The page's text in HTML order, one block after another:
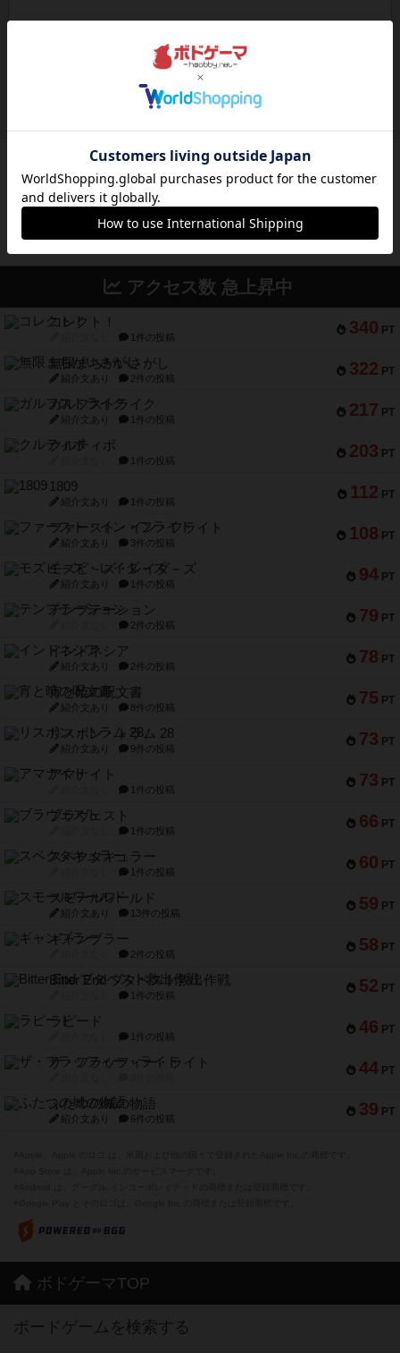
ボドゲーマのアプリ版はこちら
アクセス数 急上昇中
340 PT
コレクト！
1件の投稿
322 PT
無限まちがいさがし
紹介文あり 2件の投稿
217 PT
ガルフストライク
紹介文あり 1件の投稿
203 PT
クルティボ
1件の投稿
112 PT
1809
紹介文あり 1件の投稿
108 PT
ファースト・イン・フライト
紹介文あり 3件の投稿
94 PT
モズビ－ズ・レイダ－ズ
紹介文あり 1件の投稿
79 PT
テンプテーション
2件の投稿
78 PT
インドネシア
紹介文あり 2件の投稿
75 PT
宵と暁の呪文書
紹介文あり 8件の投稿
73 PT
リスボン・トラム 28
紹介文あり 9件の投稿
73 PT
アマナイト
1件の投稿
66 PT
ブラヴェスト
1件の投稿
60 PT
スペクタキュラー
1件の投稿
59 PT
スモールワールド
紹介文あり 13件の投稿
58 PT
ギャンブラー
2件の投稿
52 PT
Bitter End ブタペスト救出作戦
1件の投稿
46 PT
ラピード
1件の投稿
44 PT
ザ・フラッフィー・ライト
39 PT
ふたつの城の物語
紹介文あり 6件の投稿
ボドゲーマTOP
ボードゲームを検索する